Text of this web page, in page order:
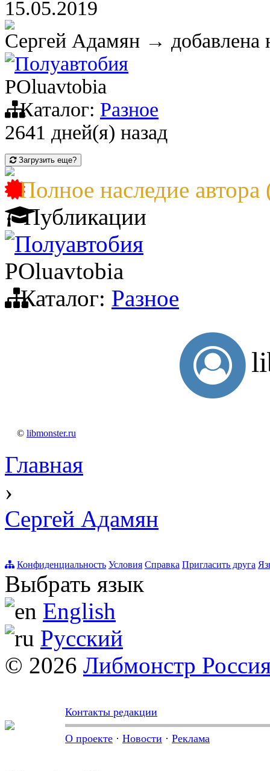
15.05.2019
Сергей Адамян → добавлена
Полуавтобия
POluavtobia
Каталог: Разное
2641 дней(я) назад
Загрузить еще?
Полное наследие
Публикации
Полуавтобия
POluavtobia
Каталог: Разное
© libmonster.ru
Главная
›
Сергей Адамян
Конфиденциальность Условия Справка Пригласить друга
Выбрать язык
English
Русский
© 2026 Либмонстр
Контакты редакции
О проекте · Новости · Реклама